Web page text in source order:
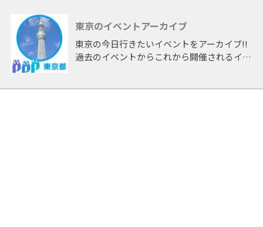
東京のイベントアーカイブ
東京の今日行きたいイベントをアーカイブ!!
過去のイベントからこれから開催されるイベ